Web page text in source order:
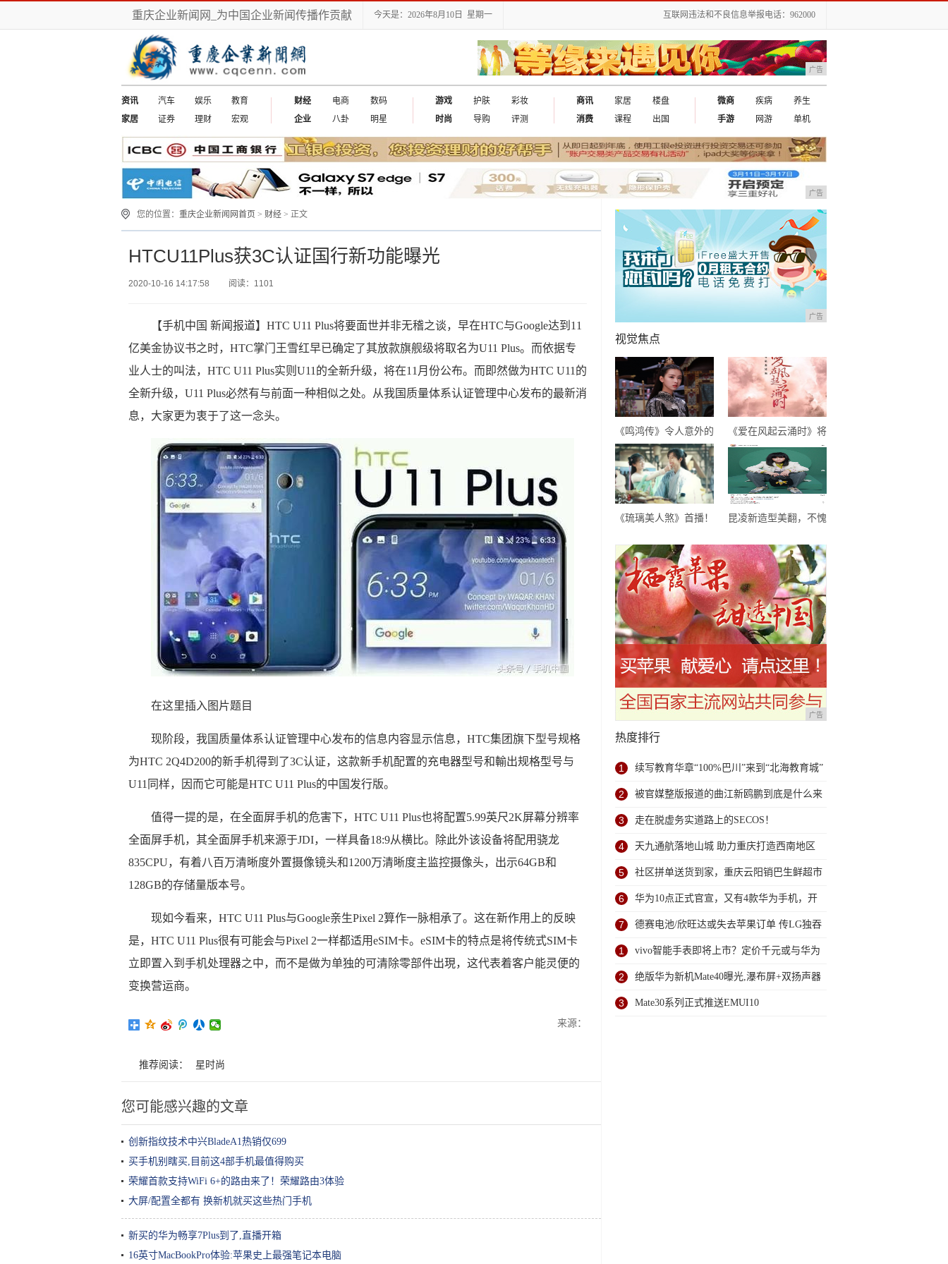
重庆企业新闻网_为中国企业新闻传播作贡献 今天是：2026年8月10日 星期一 互联网违法和不良信息举报电话：962000
广告
资讯 汽车 娱乐
教育
家居
证券 理财 宏观
财经 电商
数码
企业
八卦 明星
游戏 护肤
彩妆
时尚
导购 评测
商讯 家居
楼盘
消费
课程 出国
微商 疾病
养生
手游
网游 单机
广告
您的位置： 重庆企业新闻网首页 > 财经 > 正文
HTCU11Plus获3C认证国行新功能曝光
2020-10-16 14:17:58 阅读：1101
【手机中国 新闻报道】HTC U11 Plus将要面世并非无稽之谈，早在HTC与Google达到11
亿美金协议书之时，HTC掌门王雪红早已确定了其放款旗舰级将取名为U11 Plus。而依据专
业人士的叫法，HTC U11 Plus实则U11的全新升级，将在11月份公布。而即然做为HTC U11的
全新升级，U11 Plus必然有与前面一种相似之处。从我国质量体系认证管理中心发布的最新消
息，大家更为衷于了这一念头。
在这里插入图片题目
现阶段，我国质量体系认证管理中心发布的信息内容显示信息，HTC集团旗下型号规格
为HTC 2Q4D200的新手机得到了3C认证，这款新手机配置的充电器型号和輸出规格型号与
U11同样，因而它可能是HTC U11 Plus的中国发行版。
值得一提的是，在全面屏手机的危害下，HTC U11 Plus也将配置5.99英尺2K屏幕分辨率
全面屏手机，其全面屏手机来源于JDI，一样具备18:9从横比。除此外该设备将配用骁龙
835CPU，有着八百万清晰度外置摄像镜头和1200万清晰度主监控摄像头，出示64GB和
128GB的存储量版本号。
现如今看来，HTC U11 Plus与Google亲生Pixel 2算作一脉相承了。这在新作用上的反映
是，HTC U11 Plus很有可能会与Pixel 2一样都适用eSIM卡。eSIM卡的特点是将传统式SIM卡
立即置入到手机处理器之中，而不是做为单独的可清除零部件出現，这代表着客户能灵便的
变换营运商。
来源：
推荐阅读： 星时尚
您可能感兴趣的文章
创新指纹技术中兴BladeA1热销仅699
买手机别瞎买,目前这4部手机最值得购买
荣耀首款支持WiFi 6+的路由来了！荣耀路由3体验
大屏/配置全都有 换新机就买这些热门手机
新买的华为畅享7Plus到了,直播开箱
16英寸MacBookPro体验:苹果史上最强笔记本电脑
广告
视觉焦点
《鸣鸿传》令人意外的
古装喜剧，逗趣中感悟
人生，开启喜剧新模式
《爱在风起云涌时》将
播，成毅尹正首次合
作，超期待
《琉璃美人煞》首播！
甜虐的，希望不要太虐
昆凌新造型美翻，不愧
恋的感觉
广告
热度排行
1 续写教育华章“100%巴川”来到“北海教育城”
2 被官媒整版报道的曲江新鸥鹏到底是什么来
头？
3 走在脱虚务实道路上的SECOS！
4 天九通航落地山城 助力重庆打造西南地区
水、陆、空交通枢纽
5 社区拼单送货到家，重庆云阳销巴生鲜超市
便民举措受热捧
6 华为10点正式官宣，又有4款华为手机，开
始公测最新系统了
7 德赛电池/欣旺达或失去苹果订单 传LG独吞
iPhone 9电池订单
1 vivo智能手表即将上市？定价千元或与华为
直接竞争
2 绝版华为新机Mate40曝光,瀑布屏+双扬声器
+圆形四摄
3 Mate30系列正式推送EMUI10